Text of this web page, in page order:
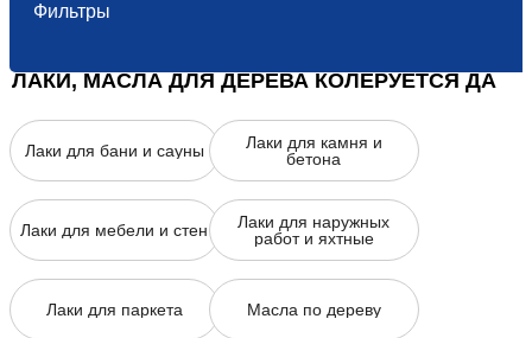
Фильтры
ЛАКИ, МАСЛА ДЛЯ ДЕРЕВА КОЛЕРУЕТСЯ ДА
Лаки для бани и сауны
Лаки для камня и
бетона
Лаки для мебели и стен
Лаки для наружных
работ и яхтные
Лаки для паркета Масла по дереву